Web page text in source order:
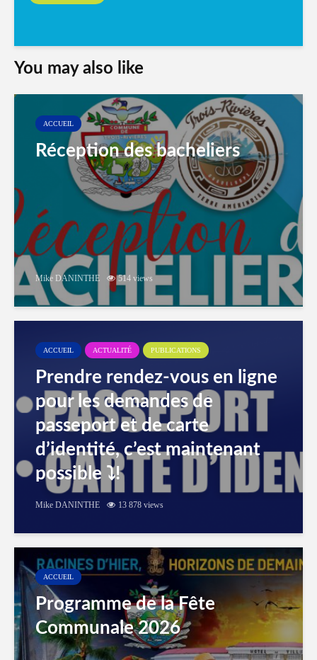
You may also like
ACCUEIL
Réception des bacheliers
Mike DANINTHE 514 views
ACCUEIL ACTUALITÉ PUBLICATIONS
Prendre rendez-vous en ligne
pour les demandes de
passeport et de carte
d’identité, c’est maintenant
possible ⤵️!
Mike DANINTHE 13 878 views
ACCUEIL
Programme de la Fête
Communale 2026